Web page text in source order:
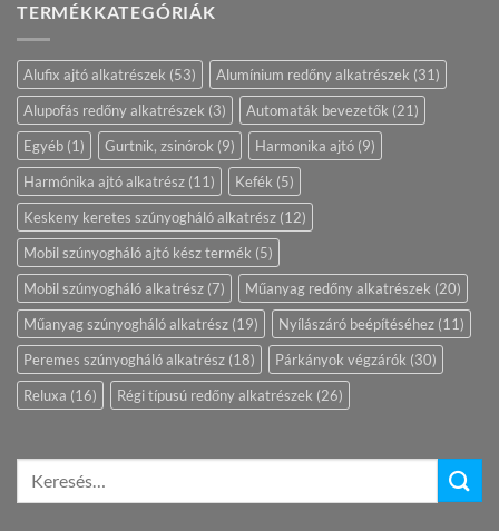
TERMÉKKATEGÓRIÁK
Alufix ajtó alkatrészek (53) Alumínium redőny alkatrészek (31)
Alupofás redőny alkatrészek (3) Automaták bevezetők (21)
Egyéb (1) Gurtnik, zsinórok (9) Harmonika ajtó (9)
Harmónika ajtó alkatrész (11) Kefék (5)
Keskeny keretes szúnyogháló alkatrész (12)
Mobil szúnyogháló ajtó kész termék (5)
Mobil szúnyogháló alkatrész (7) Műanyag redőny alkatrészek (20)
Műanyag szúnyogháló alkatrész (19) Nyílászáró beépítéséhez (11)
Peremes szúnyogháló alkatrész (18) Párkányok végzárók (30)
Reluxa (16) Régi típusú redőny alkatrészek (26)